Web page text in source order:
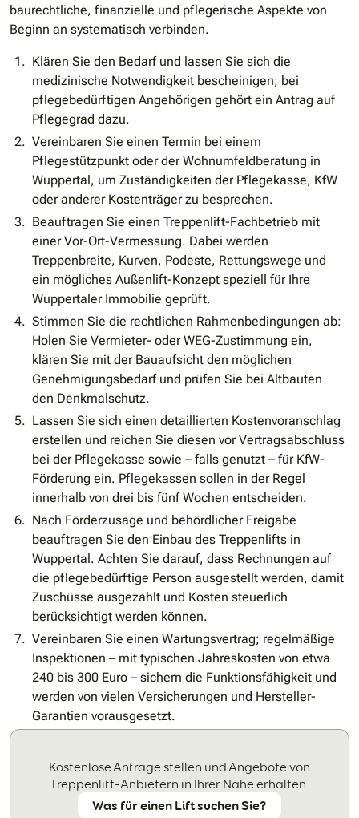
baurechtliche, finanzielle und pflegerische Aspekte von
Beginn an systematisch verbinden.
Klären Sie den Bedarf und lassen Sie sich die
medizinische Notwendigkeit bescheinigen; bei
pflegebedürftigen Angehörigen gehört ein Antrag auf
Pflegegrad dazu.
Vereinbaren Sie einen Termin bei einem
Pflegestützpunkt oder der Wohnumfeldberatung in
Wuppertal, um Zuständigkeiten der Pflegekasse, KfW
oder anderer Kostenträger zu besprechen.
Beauftragen Sie einen Treppenlift-Fachbetrieb mit
einer Vor-Ort-Vermessung. Dabei werden
Treppenbreite, Kurven, Podeste, Rettungswege und
ein mögliches Außenlift-Konzept speziell für Ihre
Wuppertaler Immobilie geprüft.
Stimmen Sie die rechtlichen Rahmenbedingungen ab:
Holen Sie Vermieter- oder WEG-Zustimmung ein,
klären Sie mit der Bauaufsicht den möglichen
Genehmigungsbedarf und prüfen Sie bei Altbauten
den Denkmalschutz.
Lassen Sie sich einen detaillierten Kostenvoranschlag
erstellen und reichen Sie diesen vor Vertragsabschluss
bei der Pflegekasse sowie – falls genutzt – für KfW-
Förderung ein. Pflegekassen sollen in der Regel
innerhalb von drei bis fünf Wochen entscheiden.
Nach Förderzusage und behördlicher Freigabe
beauftragen Sie den Einbau des Treppenlifts in
Wuppertal. Achten Sie darauf, dass Rechnungen auf
die pflegebedürftige Person ausgestellt werden, damit
Zuschüsse ausgezahlt und Kosten steuerlich
berücksichtigt werden können.
Vereinbaren Sie einen Wartungsvertrag; regelmäßige
Inspektionen – mit typischen Jahreskosten von etwa
240 bis 300 Euro – sichern die Funktionsfähigkeit und
werden von vielen Versicherungen und Hersteller-
Garantien vorausgesetzt.
Kostenlose Anfrage stellen und Angebote von
Treppenlift-Anbietern in Ihrer Nähe erhalten.
Was für einen Lift suchen Sie?